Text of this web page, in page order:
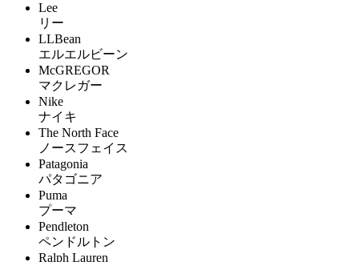
Lee
リー
LLBean
エルエルビーン
McGREGOR
マクレガー
Nike
ナイキ
The North Face
ノースフェイス
Patagonia
パタゴニア
Puma
プーマ
Pendleton
ペンドルトン
Ralph Lauren